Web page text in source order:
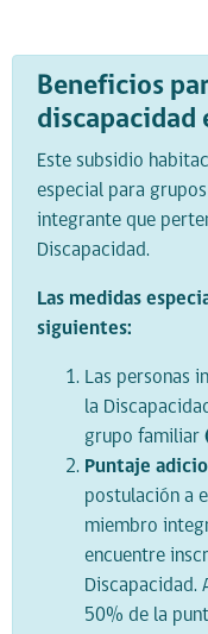
Beneficios
discapacidad
Este subsidio
especial para
integrante que
Discapacidad.
Las medidas
siguientes:
Las personas
la
grupo familiar
Puntaje
postulación a
miembro
encuentre
Discapacidad.
50% de la